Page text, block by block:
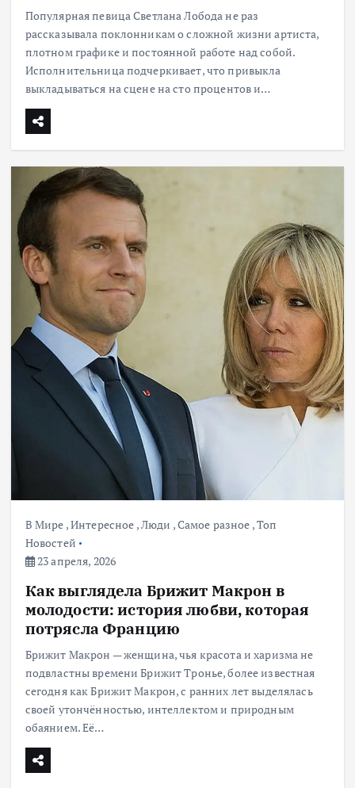
Популярная певица Светлана Лобода не раз
рассказывала поклонникам о сложной жизни артиста,
плотном графике и постоянной работе над собой.
Исполнительница подчеркивает, что привыкла
выкладываться на сцене на сто процентов и…
В Мире ,Интересное ,Люди ,Самое разное ,Топ
Новостей
23 апреля, 2026
Как выглядела Брижит Макрон в
молодости: история любви, которая
потрясла Францию
Брижит Макрон — женщина, чья красота и харизма не
подвластны времени Брижит Тронье, более известная
сегодня как Брижит Макрон, с ранних лет выделялась
своей утончённостью, интеллектом и природным
обаянием. Её…